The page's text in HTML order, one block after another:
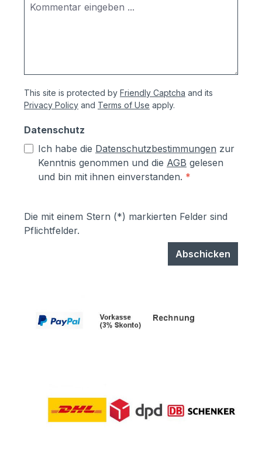
enthalten, da dies von der Beschaffenheit
Wetter geschützt ist, empfehlen wir, wenn
möglich, diesen nicht zur Wetterseite
This site is protected by Friendly Captcha and its
Privacy Policy and Terms of Use apply.
Datenschutz
Ich habe die Datenschutzbestimmungen zur
Kenntnis genommen und die AGB gelesen
und bin mit ihnen einverstanden. *
Die mit einem Stern (*) markierten Felder sind
Pflichtfelder.
Abschicken